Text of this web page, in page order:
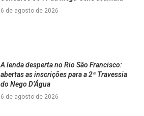
6 de agosto de 2026
A lenda desperta no Rio São Francisco:
abertas as inscrições para a 2ª Travessia
do Nego D’Água
6 de agosto de 2026